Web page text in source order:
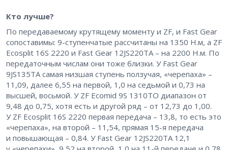
Кто лучше?
По передаваемому крутящему моменту и ZF, и Fast Gear
сопоставимы: 9-ступенчатые рассчитаны на 1350 Н.м, а ZF
Ecosplit 16S 2220 и Fast Gear 12JS220TA – ​на 2200 Н.м. По
передаточным числам они тоже близки. У Fast Gear
9JS135TА самая низшая ступень ползучая, «черепаха» – ​
11,09, далее 6,55 на первой, 1,0 на седьмой и 0,73 на
высшей, восьмой. У ZF Ecomid 9S 1310ТО диапазон от
9,48 до 0,75, хотя есть и другой ряд – ​от 12,73 до 1,00.
У ZF Ecosplit 16S 2220 первая передача – ​13,8, то есть это
«черепаха», на второй – ​11,54, прямая 15-я передача
и повышающая – ​0,84. У Fast Gear 12JS220TА 12,1